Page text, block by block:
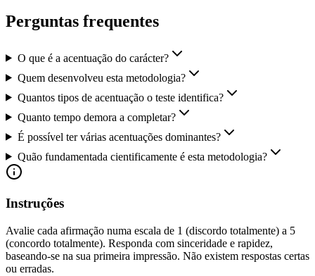
Perguntas frequentes
O que é a acentuação do carácter?
Quem desenvolveu esta metodologia?
Quantos tipos de acentuação o teste identifica?
Quanto tempo demora a completar?
É possível ter várias acentuações dominantes?
Quão fundamentada cientificamente é esta metodologia?
Instruções
Avalie cada afirmação numa escala de 1 (discordo totalmente) a 5
(concordo totalmente). Responda com sinceridade e rapidez,
baseando-se na sua primeira impressão. Não existem respostas certas
ou erradas.